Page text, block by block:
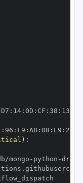
D7 : 14: 0D : CF : 38 : 13
: 96 : F9 : A8 : D8 : E9 : 28
:
mongo - python -